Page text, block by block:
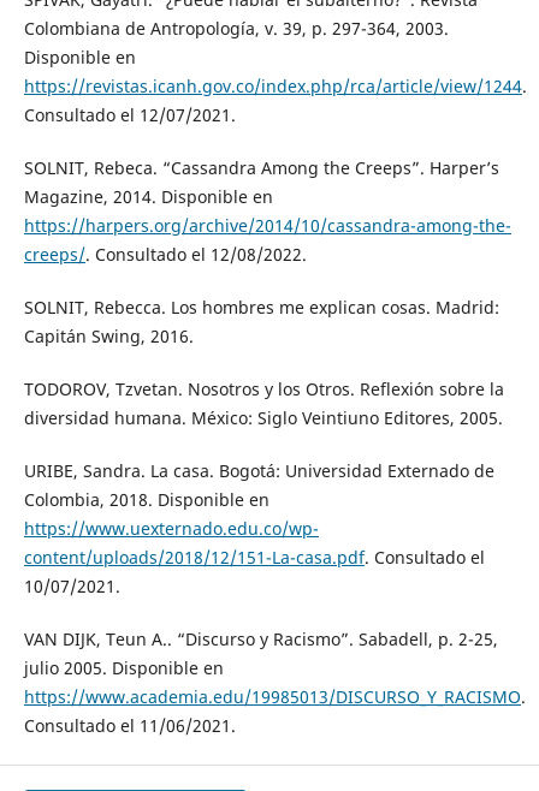
Colombiana de Antropología, v. 39, p. 297-364, 2003.
Disponible en
https://revistas.icanh.gov.co/index.php/rca/article/view/1244.
Consultado el 12/07/2021.
SOLNIT, Rebeca. “Cassandra Among the Creeps”. Harper’s
Magazine, 2014. Disponible en
https://harpers.org/archive/2014/10/cassandra-among-the-
creeps/. Consultado el 12/08/2022.
SOLNIT, Rebecca. Los hombres me explican cosas. Madrid:
Capitán Swing, 2016.
TODOROV, Tzvetan. Nosotros y los Otros. Reflexión sobre la
diversidad humana. México: Siglo Veintiuno Editores, 2005.
URIBE, Sandra. La casa. Bogotá: Universidad Externado de
Colombia, 2018. Disponible en
https://www.uexternado.edu.co/wp-
content/uploads/2018/12/151-La-casa.pdf. Consultado el
10/07/2021.
VAN DIJK, Teun A.. “Discurso y Racismo”. Sabadell, p. 2-25,
julio 2005. Disponible en
https://www.academia.edu/19985013/DISCURSO_Y_RACISMO.
Consultado el 11/06/2021.